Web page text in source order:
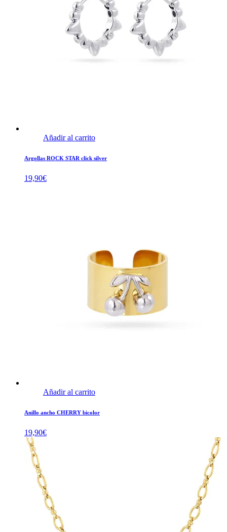
Añadir al carrito
Argollas ROCK STAR click silver
19,90€
Añadir al carrito
Anillo ancho CHERRY bicolor
19,90€